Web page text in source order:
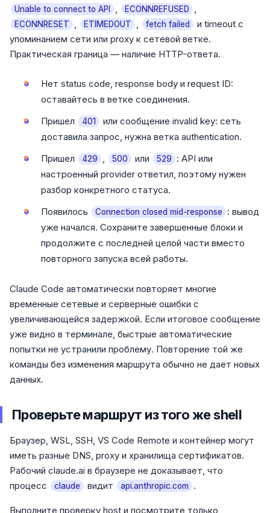
Unable to connect to API , ECONNREFUSED ,
ECONNRESET , ETIMEDOUT , fetch failed
и timeout с
упоминанием сети или proxy к сетевой ветке.
Практическая граница — наличие HTTP-ответа.
Нет status code, response body и request ID:
оставайтесь в ветке соединения.
Пришел
401
или сообщение invalid key: сеть
доставила запрос, нужна ветка authentication.
Пришел
429 , 500 или 529
: API или
настроенный provider ответил, поэтому нужен
разбор конкретного статуса.
Появилось
Connection closed mid-response
: вывод
уже начался. Сохраните завершенные блоки и
продолжите с последней целой части вместо
повторного запуска всей работы.
Claude Code автоматически повторяет многие
временные сетевые и серверные ошибки с
увеличивающейся задержкой. Если итоговое сообщение
уже видно в терминале, быстрые автоматические
попытки не устранили проблему. Повторение той же
команды без изменения маршрута обычно не дает новых
данных.
Проверьте маршрут из того же shell
Браузер, WSL, SSH, VS Code Remote и контейнер могут
иметь разные DNS, proxy и хранилища сертификатов.
Рабочий claude.ai в браузере не доказывает, что
процесс
claude видит api.anthropic.com .
Выполните проверку host и посмотрите только